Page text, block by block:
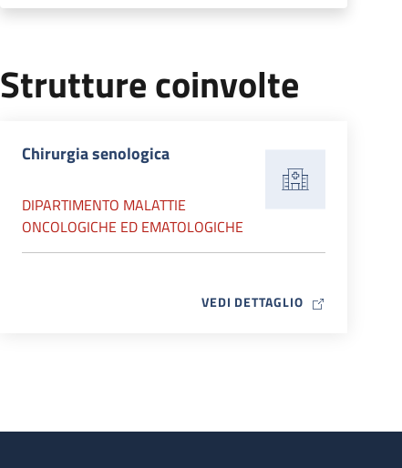
Strutture coinvolte
Chirurgia senologica
DIPARTIMENTO MALATTIE
ONCOLOGICHE ED EMATOLOGICHE
VEDI DETTAGLIOMAP ICON